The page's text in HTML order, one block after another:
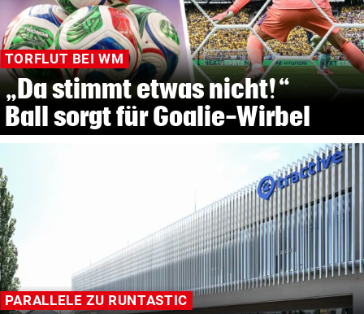
TORFLUT BEI WM
„Da stimmt etwas nicht!“
Ball sorgt für Goalie-Wirbel
PARALLELE ZU RUNTASTIC